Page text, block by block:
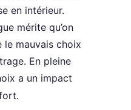
en intérieur.
mérite qu’on
le mauvais choix
En pleine
a un impact